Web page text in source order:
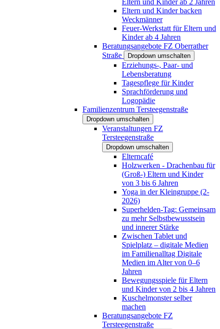
Eltern und Kinder backen
Weckmänner
Feuer-Werkstatt für Eltern und
Kinder ab 4 Jahren
Beratungsangebote FZ Oberrather
Straße
Dropdown umschalten
Erziehungs-, Paar- und
Lebensberatung
Tagespflege für Kinder
Sprachförderung und
Logopädie
Familienzentrum Tersteegenstraße
Dropdown umschalten
Veranstaltungen FZ
Tersteegenstraße
Dropdown umschalten
Elterncafé
Holzwerken - Drachenbau für
(Groß-) Eltern und Kinder
von 3 bis 6 Jahren
Yoga in der Kleingruppe (2-
2026)
Superhelden-Tag: Gemeinsam
zu mehr Selbstbewusstsein
und innerer Stärke
Zwischen Tablet und
Spielplatz – digitale Medien
im Familienalltag Digitale
Medien im Alter von 0–6
Jahren
Bewegungsspiele für Eltern
und Kinder von 2 bis 4 Jahren
Kuschelmonster selber
machen
Beratungsangebote FZ
Tersteegenstraße